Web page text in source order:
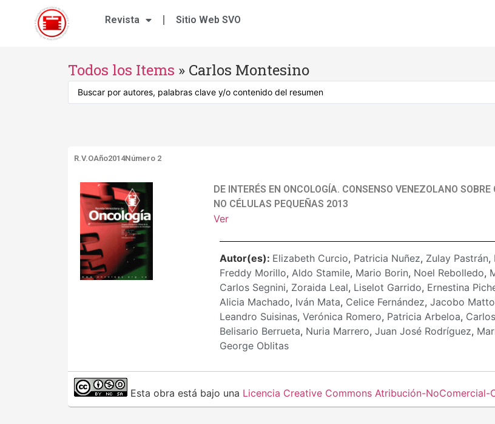
Revista Sitio Web SVO
Todos los Items » Carlos Montesino
R.V.OAño2014Número 2
DE INTERÉS EN ONCOLOGÍA. CONSENSO VENEZOLANO
NO CÉLULAS PEQUEÑAS 2013
Ver
Autor(es): Elizabeth Curcio, Patricia Nuñez, Zulay Pastrán,
Freddy Morillo, Aldo Stamile, Mario Borin, Noel Rebolledo,
Carlos Segnini, Zoraida Leal, Liselot Garrido, Ernestina
Alicia Machado, Iván Mata, Celice Fernández, Jacobo
Leandro Suisinas, Verónica Romero, Patricia Arbeloa,
Belisario Berrueta, Nuria Marrero, Juan José Rodríguez,
George Oblitas
Esta obra está bajo una Licencia Creative Commons Atribución-